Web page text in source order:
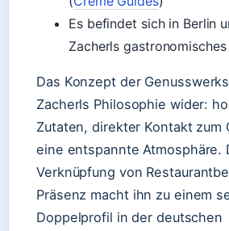
Es befindet sich in Berlin
Zacherls
Das Konzept der
Zacherls Philosophie wider:
Zutaten, direkter Kontakt zum
eine entspannte Atmosphäre.
Verknüpfung von
Präsenz macht ihn zu einem
Doppelprofil in der deutschen